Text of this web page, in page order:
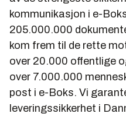
kommunikasjon i e-
205.000.000
kom frem til de rette
over 20.000 offentlige
over 7.000.000
post i e-Boks. Vi
leveringssikkerhet i